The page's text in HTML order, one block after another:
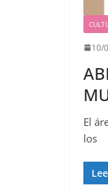
10/
El
los